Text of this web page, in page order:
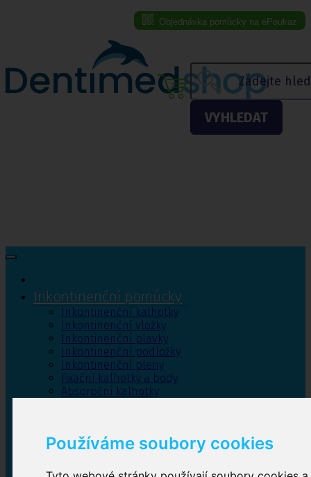
Používáme soubory cookies
Objednávka pomůcky na ePoukaz
VYHLEDAT
Inkontinenční pomůcky
Inkontinenční kalhotky
Inkontinenční vložky
Inkontinenční plavky
Inkontinenční podložky
Inkontinenční pleny
Fixační kalhotky a body
Absorpční kalhotky